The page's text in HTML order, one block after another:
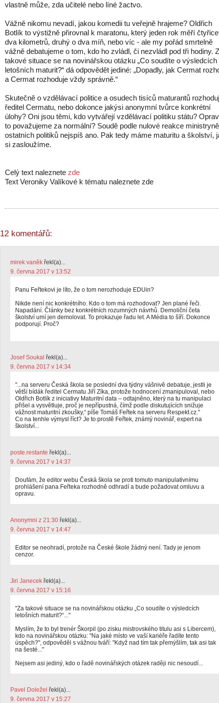
vlastně může, zda učitelé nebo líné žactvo.
Vážně nikomu nevadí, jakou komedii tu veřejně hrajeme? Oldřich
Botlík to výstižně přirovnal k maratonu, který jeden rok měří
dva kilometrů, druhý o dva míň, nebo víc - ale my pořád smrtelně
vážně debatujeme o tom, kdo ho zvládl, či nezvládl pod tři hodiny.
takové situace se na novinářskou otázku „Co soudíte o výsledcích
letošních maturit?“ dá odpovědět jediné: „Dopadly, jak Cermat
a Cermat rozhoduje vždy správně.“
Skutečně o vzdělávací politice a osudech tisíců maturantů
ředitel Cermatu, nebo dokonce jakýsi anonymní tvůrce konkrétní
úlohy? Oni jsou těmi, kdo vytvářejí vzdělávací politiku státu?
to považujeme za normální? Soudě podle nulové reakce
ostatních politiků nejspíš ano. Pak tedy máme maturitu a školství,
si zasloužíme.
Celý text naleznete zde
Text Veroniky Valíkové k tématu naleznete zde
12 komentářů:
mirek vaněk řekl(a)...
9. června 2017 v 13:52
Panu Feřtekovi je líto, že o tom nerozhoduje EDUin?
Nikde není nic konkrétního. Kdo o tom má rozhodovat? Jen plané řeči.
Napadání. Články bez konkrétních rozumných návrhů. Demoliční četa
školství umí jen demolovat. To prokazuje řadu let. A Média to šíří. Dokonce
podporují. Proč?
Josef Soukal řekl(a)...
9. června 2017 v 14:34
"...na serveru Česká škola se poslední dva týdny vášnivě debatuje, jestli je
větší bídák ředitel Cermatu Jiří Zíka, protože hodnocení zmanipuloval, nebo
Oldřich Botlík z iniciativy Maturitní data – odtajněno, který na tu manipulaci
přišel a vysvětluje, proč je nepřípustná, čímž podle diskutujících snižuje
vážnost maturitní zkoušky,“ píše Tomáš Feřtek na serveru Respekt.cz."
Co na tenhle výmysl říct? Je to prostě Feřtek, známý novinář, expert na
školství...
poste.restante řekl(a)...
9. června 2017 v 14:37
Doufám, že editor webu Česká škola se proti tomuto manipulativnímu
prohlášení pana Feřteka rozhodně odhradí a bude požadovat omluvu a
opravu.
Anonymni z 21:30 řekl(a)...
9. června 2017 v 14:47
Editor se neohradí, protože na České škole žádný není. Tady je jenom
cenzor.
Jiri Janecek řekl(a)...
9. června 2017 v 15:16
"Za takové situace se na novinářskou otázku „Co soudíte o výsledcích
letošních maturit?“..."
Myslím, že to byl trenér Škorpil (po zisku mistrovského titulu asi s Libercem),
kdo na novinářskou otázku: "Na jaké místo ve vaší kariéře řadíte tento
úspěch?", odpověděl s vážnou tváří: "Když nad tím tak přemýšlím, tak asi tak
na šesté..."
Nejsem asi jediný, kdo o řadě novinářských otázek raději nic nesoudí...
Pavel Doležel řekl(a)...
9. června 2017 v 15:27